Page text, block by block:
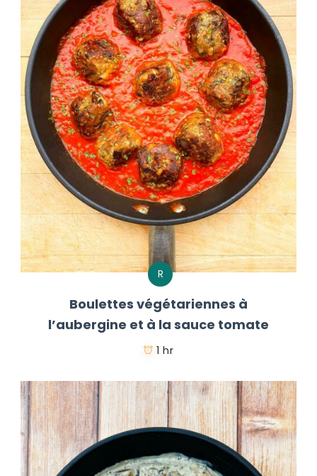
R
Boulettes végétariennes à
l’aubergine et à la sauce tomate
1 hr